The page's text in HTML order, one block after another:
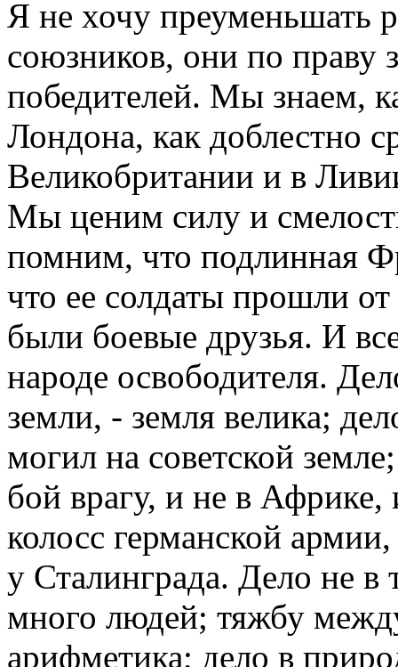
Я не хочу преуменьшать
союзников, они по праву
победителей. Мы знаем,
Лондона, как доблестно
Великобритании и в
Мы ценим силу и
помним, что подлинная
что ее солдаты прошли
были боевые друзья. И
народе освободителя.
земли, - земля велика;
могил на советской
бой врагу, и не в Африке,
колосс германской
у Сталинграда. Дело не в
много людей; тяжбу
арифметика; дело в